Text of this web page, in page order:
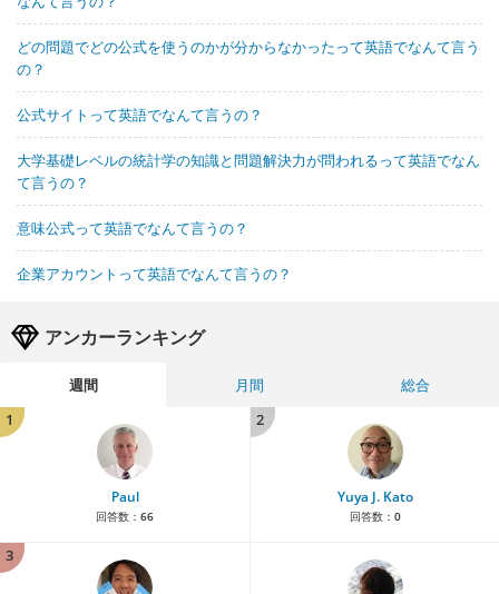
どの問題でどの公式を使うのかが分からなかったって英語でなんて言う
の？
公式サイトって英語でなんて言うの？
大学基礎レベルの統計学の知識と問題解決力が問われるって英語でなん
て言うの？
意味公式って英語でなんて言うの？
企業アカウントって英語でなんて言うの？
アンカーランキング
週間 月間
総合
1
Paul
回答数： 66
2
Yuya J. Kato
回答数： 0
3